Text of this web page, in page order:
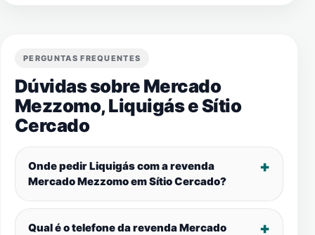
PERGUNTAS FREQUENTES
Dúvidas sobre Mercado
Mezzomo, Liquigás eSítio
Cercado
Onde pedir Liquigás com a revenda
Mercado Mezzomo emSítio Cercado?
Qual é o telefone da revenda Mercado